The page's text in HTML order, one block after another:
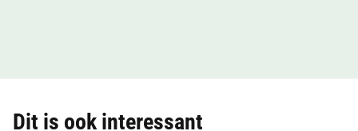
Dit is ook interessant